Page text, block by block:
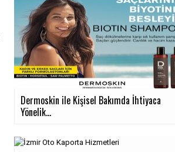
Dermoskin ile Kişisel Bakımda İhtiyaca
Yönelik...